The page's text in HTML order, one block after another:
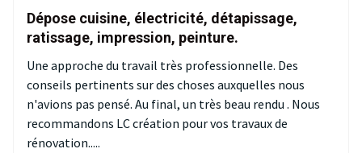
Dépose cuisine, électricité, détapissage,
ratissage, impression, peinture.
Une approche du travail très professionnelle. Des
conseils pertinents sur des choses auxquelles nous
n'avions pas pensé. Au final, un très beau rendu . Nous
recommandons LC création pour vos travaux de
rénovation.....